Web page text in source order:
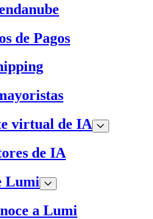
de Pagos
virtual de IA
de IA
Lumi
a Lumi